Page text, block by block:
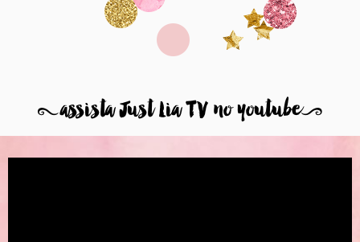
8assista Just Lia TV no youtube9